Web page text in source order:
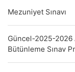
Mezuniyet Sınavı
Güncel-2025-2026
Bütünleme Sınav